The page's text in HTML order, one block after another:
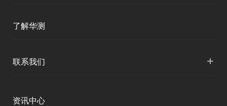
海洋测绘
地灾监测
了解华测
联系我们 +
资讯中心